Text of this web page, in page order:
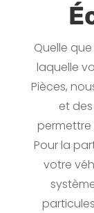
Quelle
laquelle
Pièces,
et
permettre
Pour la
votre